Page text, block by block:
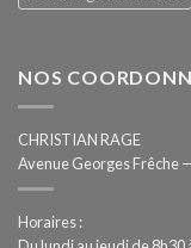
NOS
CHRISTIAN RAGE
Avenue Georges Frêche
Horaires :